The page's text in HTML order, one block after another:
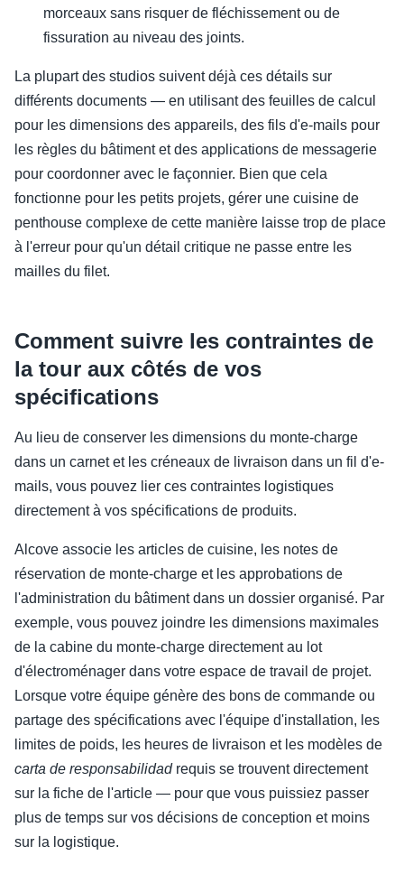
morceaux sans risquer de fléchissement ou de
fissuration au niveau des joints.
La plupart des studios suivent déjà ces détails sur
différents documents — en utilisant des feuilles de calcul
pour les dimensions des appareils, des fils d'e-mails pour
les règles du bâtiment et des applications de messagerie
pour coordonner avec le façonnier. Bien que cela
fonctionne pour les petits projets, gérer une cuisine de
penthouse complexe de cette manière laisse trop de place
à l'erreur pour qu'un détail critique ne passe entre les
mailles du filet.
Comment suivre les contraintes de
la tour aux côtés de vos
spécifications
Au lieu de conserver les dimensions du monte-charge
dans un carnet et les créneaux de livraison dans un fil d'e-
mails, vous pouvez lier ces contraintes logistiques
directement à vos spécifications de produits.
Alcove associe les articles de cuisine, les notes de
réservation de monte-charge et les approbations de
l'administration du bâtiment dans un dossier organisé. Par
exemple, vous pouvez joindre les dimensions maximales
de la cabine du monte-charge directement au lot
d'électroménager dans votre espace de travail de projet.
Lorsque votre équipe génère des bons de commande ou
partage des spécifications avec l'équipe d'installation, les
limites de poids, les heures de livraison et les modèles de
carta de responsabilidadrequis se trouvent directement
sur la fiche de l'article — pour que vous puissiez passer
plus de temps sur vos décisions de conception et moins
sur la logistique.